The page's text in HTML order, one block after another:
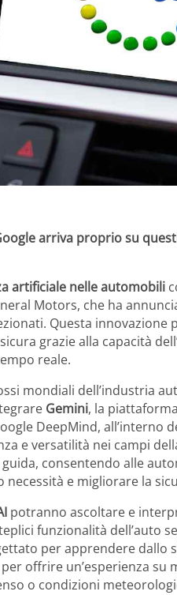
arriva proprio su
artificiale nelle automobili
Motors, che ha
Questa
grazie alla capacità
reale.
mondiali dell’industria
Gemini, la
DeepMind, all’interno
e versatilità nei campi
consentendo alle
e migliorare la
potranno ascoltare e
funzionalità dell’auto
per apprendere dallo
offrire un’esperienza su
o condizioni